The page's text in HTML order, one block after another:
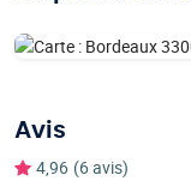
Avis
4,96 (6 avis)